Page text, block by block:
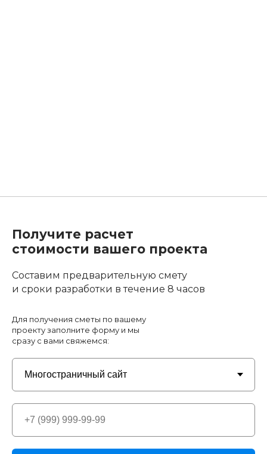
Получите расчет
стоимости вашего проекта
Составим предварительную смету
и сроки разработки в течение 8 часов
Для получения сметы по вашему
проекту заполните форму и мы
сразу с вами свяжемся: